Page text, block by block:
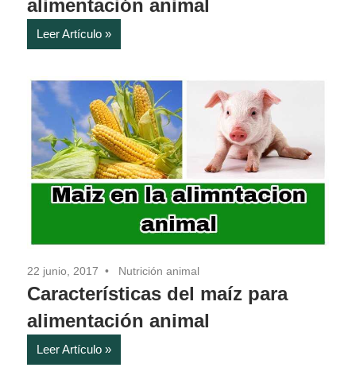
alimentación animal
Leer Artículo
22 junio, 2017 Nutrición animal
Características del maíz para
alimentación animal
Leer Artículo